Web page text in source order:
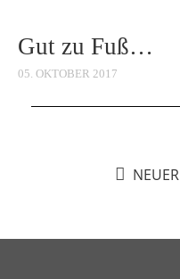
Gut zu Fuß…
05. OKTOBER 2017
NEUER